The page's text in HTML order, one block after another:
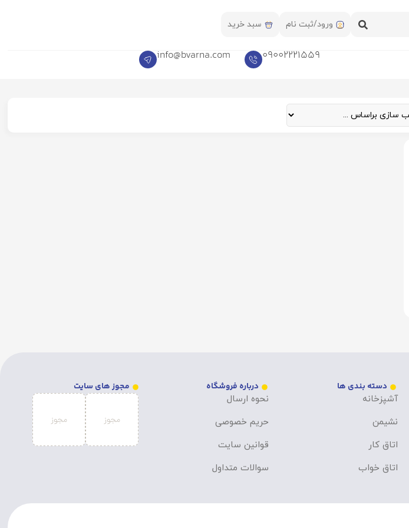
ورود/ثبت نام سبد خرید
09002221559
info@bvarna.com
دسته بندی ها
آشپزخانه
نشیمن
اتاق کار
اتاق خواب
درباره فروشگاه
نحوه ارسال
حریم خصوصی
قوانین سایت
سوالات متداول
مجوز های سایت